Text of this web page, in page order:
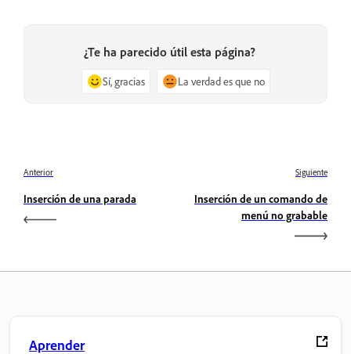
¿Te ha parecido útil esta página?
Sí, gracias La verdad es que no
Anterior
Inserción de una parada
Siguiente
Inserción de un comando de
menú no grabable
Aprender